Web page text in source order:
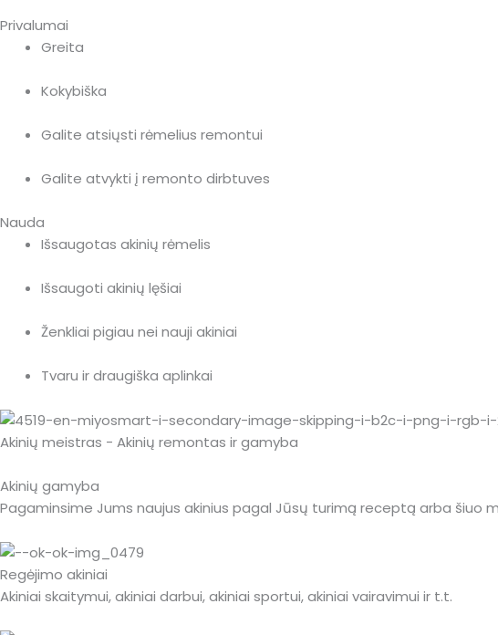
Privalumai
Greita
Kokybiška
Galite atsiųsti rėmelius remontui
Galite atvykti į remonto dirbtuves
Nauda
Išsaugotas akinių rėmelis
Išsaugoti akinių lęšiai
Ženkliai pigiau nei nauji akiniai
Tvaru ir draugiška aplinkai
Akinių meistras - Akinių remontas ir gamyba
Akinių gamyba
Pagaminsime Jums naujus akinius pagal Jūsų turimą receptą arba šiuo
Regėjimo akiniai
Akiniai skaitymui, akiniai darbui, akiniai sportui, akiniai vairavimui ir t.t.